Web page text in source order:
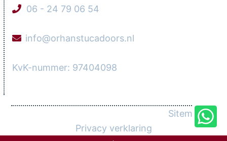
06 - 24 79 06 54
info@orhanstucadoors.nl
KvK-nummer: 97404098
Sitemap|
Privacy verklaring